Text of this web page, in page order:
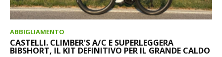
ABBIGLIAMENTO
CASTELLI. CLIMBER'S A/C E SUPERLEGGERA
BIBSHORT, IL KIT DEFINITIVO PER IL GRANDE CALDO